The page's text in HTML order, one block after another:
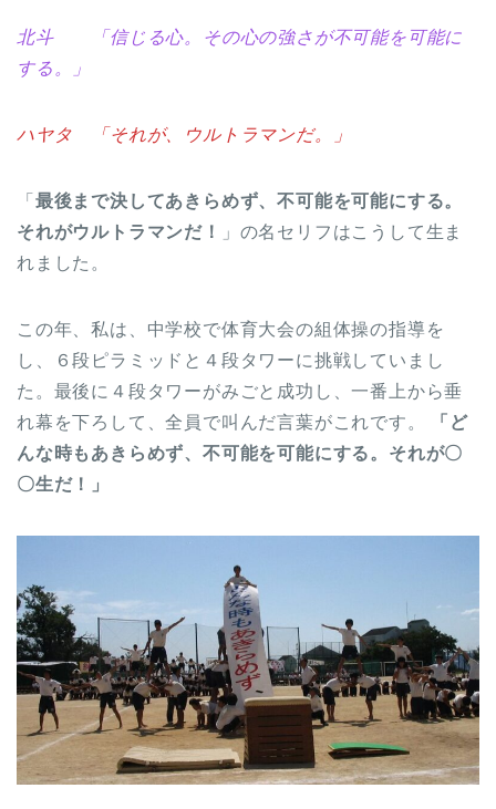
北斗 「信じる心。その心の強さが不可能を可能に
する。」
ハヤタ 「それが、ウルトラマンだ。」
「 最後まで決してあきらめず、不可能を可能にする。
それがウルトラマンだ！
」の名セリフはこうして生ま
れました。
この年、私は、中学校で体育大会の組体操の指導を
し、６段ピラミッドと４段タワーに挑戦していまし
た。最後に４段タワーがみごと成功し、一番上から垂
れ幕を下ろして、全員で叫んだ言葉がこれです。
「ど
んな時もあきらめず、不可能を可能にする。それが〇
〇生だ！」